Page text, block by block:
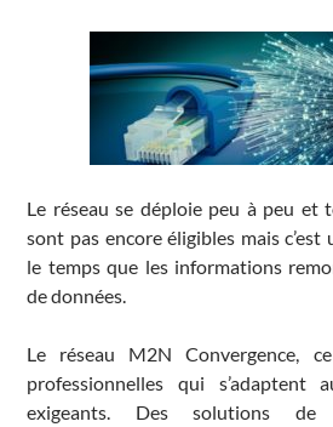
Le réseau se déploie peu à peu et
sont pas encore éligibles mais c’est
le temps que les informations
de données.
Le réseau M2N Convergence,
professionnelles qui s’adaptent
exigeants. Des solutions